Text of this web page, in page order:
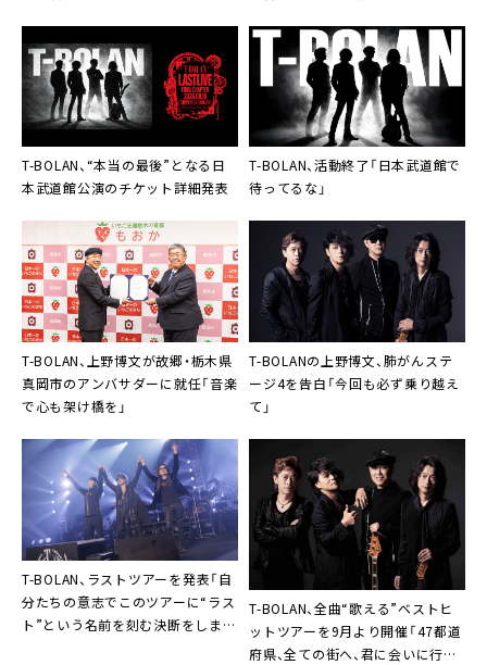
T-BOLAN、“本当の最後”となる日
本武道館公演のチケット詳細発表
T-BOLAN、活動終了「日本武道館で
待ってるな」
T-BOLAN、上野博文が故郷・栃木県
真岡市のアンバサダーに就任「音楽
で心も架け橋を」
T-BOLANの上野博文、肺がんステ
ージ4を告白「今回も必ず乗り越え
て」
T-BOLAN、ラストツアーを発表「自
分たちの意志でこのツアーに“ラス
ト”という名前を刻む決断をしまし
T-BOLAN、全曲“歌える”ベストヒ
ットツアーを9月より開催「47都道
府県、全ての街へ、君に会いに行